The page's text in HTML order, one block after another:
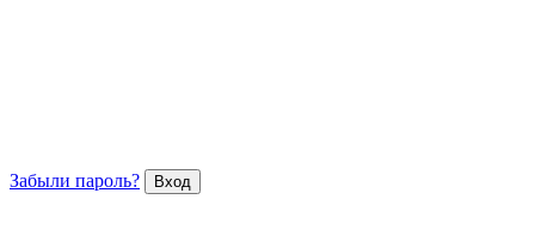
Забыли пароль?